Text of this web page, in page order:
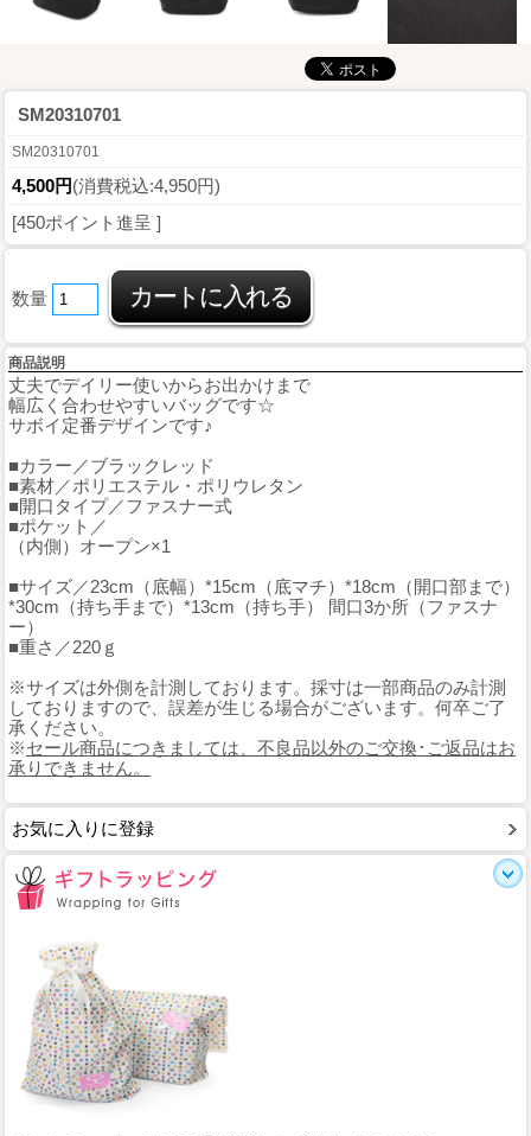
SM20310701
SM20310701
4,500円(消費税込:4,950円)
[450ポイント進呈 ]
数量
商品説明
丈夫でデイリー使いからお出かけまで
幅広く合わせやすいバッグです☆
サボイ定番デザインです♪
■カラー／ブラックレッド
■素材／ポリエステル・ポリウレタン
■開口タイプ／ファスナー式
■ポケット／
（内側）オープン×1
■サイズ／23cm（底幅）*15cm（底マチ）*18cm（開口部まで）
*30cm（持ち手まで）*13cm（持ち手） 間口3か所（ファスナ
ー）
■重さ／220ｇ
※サイズは外側を計測しております。採寸は一部商品のみ計測
しておりますので、誤差が生じる場合がございます。何卒ご了
承ください。
※セール商品につきましては、不良品以外のご交換･ご返品はお
承りできません。
お気に入りに登録